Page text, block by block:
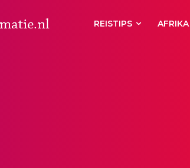
REISTIPS AFRIKA